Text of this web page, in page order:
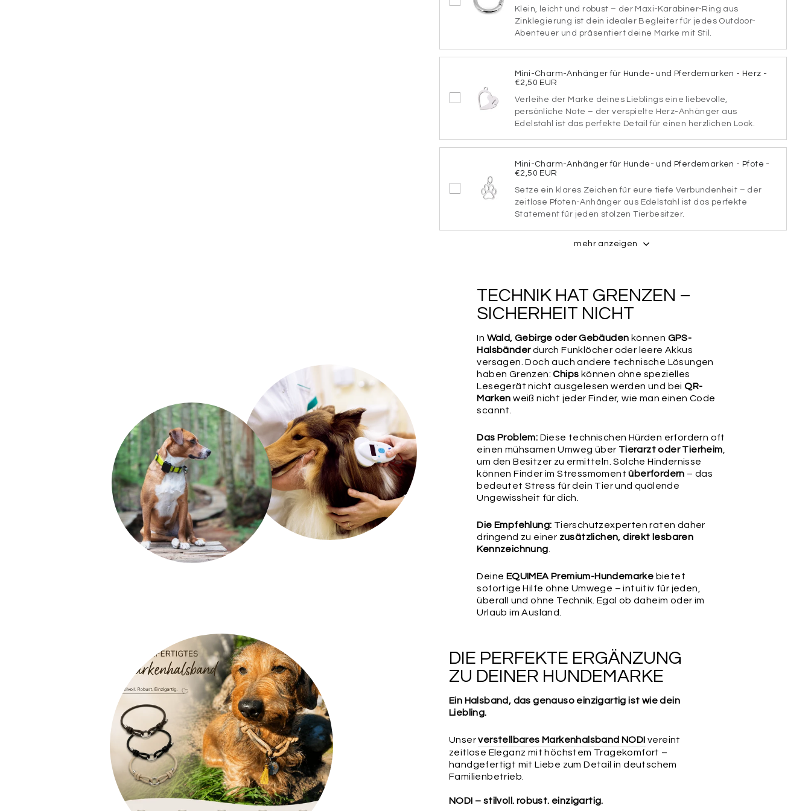
Schriftart
SCHRIFTART1 SCHRIFTART2
SCHRIFTART3 SCHRIFTART4
SCHRIFTART5 SCHRIFTART6
SCHRIFTART7 SCHRIFTART8
Seiden-Quasten – oder unser verstellbares Markenhalsband NODI inkl.
Outdoor-Karabiner-Ring als Upgrade.
SCHLÜSSELRING
RUND
25MM
LEDERBÄNDCHEN
(LAUTLOS)
Wichtig:Bitte überprüfe nochmals alle Angaben in diesem Formular auf
ihre Richtigkeit, da wir diese 1:1 für die Produktion übernehmen und keine
etwaige Fehler in deinen Angaben können wir leider keine Haftung
übernehmen.
Klein, leicht und robust – der Maxi-Karabiner-Ring aus
Zinklegierung ist dein idealer Begleiter für jedes Outdoor-
Abenteuer und präsentiert deine Marke mit Stil.
Mini-Charm-Anhänger für Hunde- und Pferdemarken - Herz -
€2,50 EUR
Verleihe der Marke deines Lieblings eine liebevolle,
persönliche Note – der verspielte Herz-Anhänger aus
Edelstahl ist das perfekte Detail für einen herzlichen Look.
Mini-Charm-Anhänger für Hunde- und Pferdemarken - Pfote -
€2,50 EUR
Setze ein klares Zeichen für eure tiefe Verbundenheit – der
zeitlose Pfoten-Anhänger aus Edelstahl ist das perfekte
Statement für jeden stolzen Tierbesitzer.
mehr anzeigen
TECHNIK HAT GRENZEN –
SICHERHEIT NICHT
In Wald, Gebirge oder Gebäuden können GPS-
Halsbänderdurch Funklöcher oder leere Akkus
versagen. Doch auch andere technische Lösungen
haben Grenzen:Chips können ohne spezielles
Lesegerät nicht ausgelesen werden und beiQR-
Marken weiß nicht jeder Finder, wie man einen Code
scannt.
Das Problem: Diese technischen Hürden erfordern oft
einen mühsamen Umweg über Tierarzt oder Tierheim
um den Besitzer zu ermitteln. Solche Hindernisse
können Finder im Stressmomentüberfordern – das
bedeutet Stress für dein Tier und quälende
Ungewissheit für dich.
Die Empfehlung: Tierschutzexperten raten daher
dringend zu einer zusätzlichen, direkt lesbaren
Kennzeichnung
Deine EQUIMEA Premium-Hundemarke bietet
sofortige Hilfe ohne Umwege – intuitiv für jeden,
überall und ohne Technik. Egal ob daheim oder im
Urlaub im Ausland.
DIE PERFEKTE ERGÄNZUNG
ZU DEINER HUNDEMARKE
Ein Halsband, das genauso einzigartig ist wie dein
Liebling.
Unser verstellbares Markenhalsband NODI vereint
zeitlose Eleganz mit höchstem Tragekomfort –
handgefertigt mit Liebe zum Detail in deutschem
Familienbetrieb.
NODI – stilvoll. robust. einzigartig.